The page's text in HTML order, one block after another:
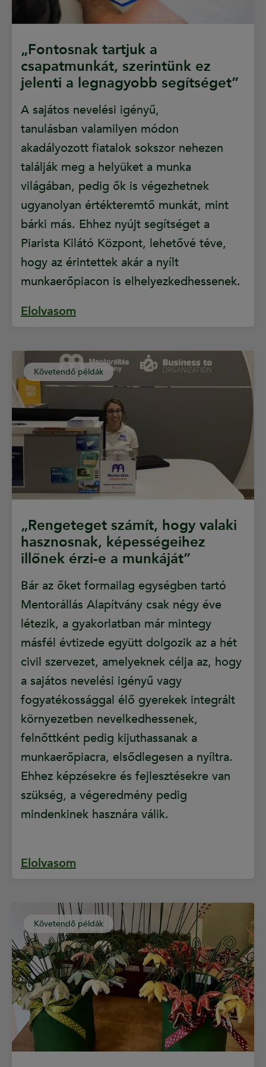
„Fontosnak tartjuk a
csapatmunkát, szerintünk ez
jelenti a legnagyobb segítséget”
A sajátos nevelési igényű,
tanulásban valamilyen módon
akadályozott fiatalok sokszor nehezen
találják meg a helyüket a munka
világában, pedig ők is végezhetnek
ugyanolyan értékteremtő munkát, mint
bárki más. Ehhez nyújt segítséget a
Piarista Kilátó Központ, lehetővé téve,
hogy az érintettek akár a nyílt
munkaerőpiacon is elhelyezkedhessenek.
Elolvasom
Követendő példák
„Rengeteget számít, hogy valaki
hasznosnak, képességeihez
illőnek érzi-e a munkáját”
Bár az őket formailag egységben tartó
Mentorállás Alapítvány csak négy éve
létezik, a gyakorlatban már mintegy
másfél évtizede együtt dolgozik az a hét
civil szervezet, amelyeknek célja az, hogy
a sajátos nevelési igényű vagy
fogyatékossággal élő gyerekek integrált
környezetben nevelkedhessenek,
felnőttként pedig kijuthassanak a
munkaerőpiacra, elsődlegesen a nyíltra.
Ehhez képzésekre és fejlesztésekre van
szükség, a végeredmény pedig
mindenkinek hasznára válik.
Elolvasom
Követendő példák